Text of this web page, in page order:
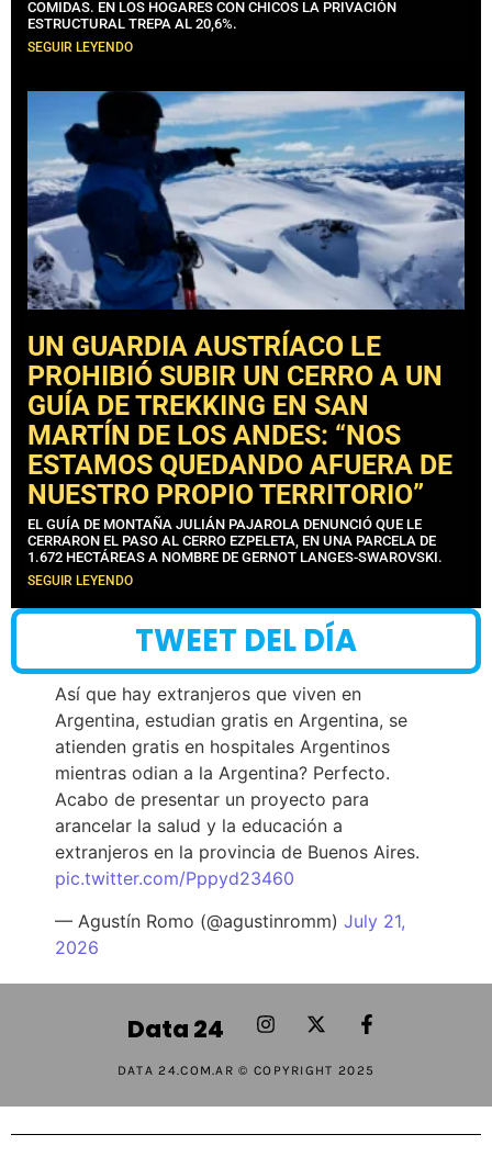
COMIDAS. EN LOS HOGARES CON CHICOS LA PRIVACIÓN
ESTRUCTURAL TREPA AL 20,6%.
SEGUIR LEYENDO
UN GUARDIA AUSTRÍACO LE
PROHIBIÓ SUBIR UN CERRO A UN
GUÍA DE TREKKING EN SAN
MARTÍN DE LOS ANDES: “NOS
ESTAMOS QUEDANDO AFUERA DE
NUESTRO PROPIO TERRITORIO”
EL GUÍA DE MONTAÑA JULIÁN PAJAROLA DENUNCIÓ QUE LE
CERRARON EL PASO AL CERRO EZPELETA, EN UNA PARCELA DE
1.672 HECTÁREAS A NOMBRE DE GERNOT LANGES-SWAROVSKI.
SEGUIR LEYENDO
TWEET DEL DÍA
Así que hay extranjeros que viven en
Argentina, estudian gratis en Argentina, se
atienden gratis en hospitales Argentinos
mientras odian a la Argentina? Perfecto.
Acabo de presentar un proyecto para
arancelar la salud y la educación a
extranjeros en la provincia de Buenos Aires.
pic.twitter.com/Pppyd23460
— Agustín Romo (@agustinromm) July 21,
2026
Data 24
DATA 24.COM.AR © COPYRIGHT 2025